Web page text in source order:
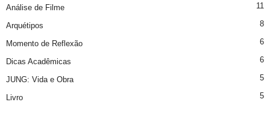
Análise de Filme 11
Arquétipos 8
Momento de Reflexão 6
Dicas Acadêmicas 6
JUNG: Vida e Obra 5
Livro 5